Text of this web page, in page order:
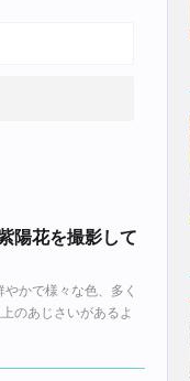
陽花を撮影して
かで様々な色、多く
のあじさいがあるよ